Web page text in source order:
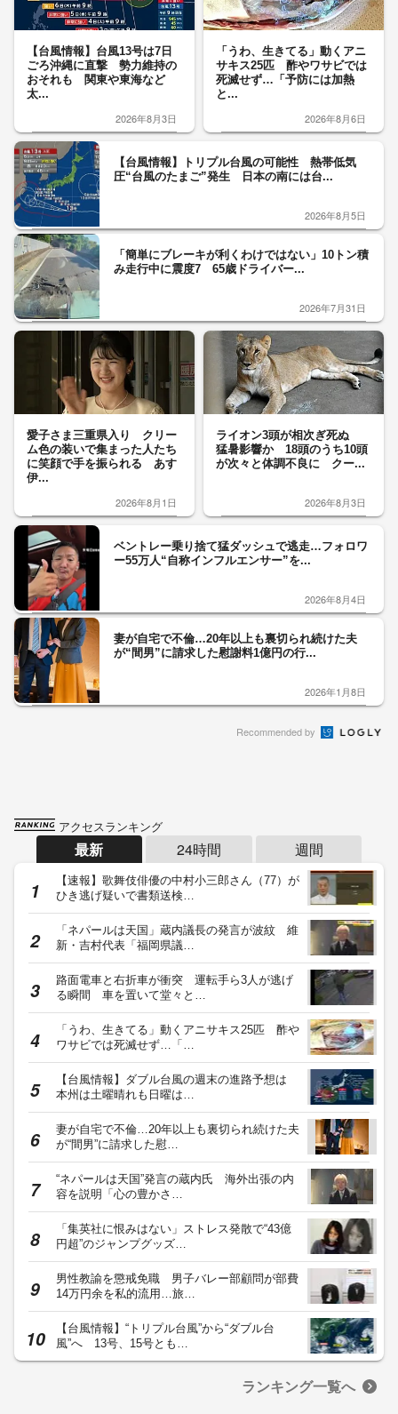
【台風情報】台風13号は7日
ごろ沖縄に直撃 勢力維持の
おそれも 関東や東海など
太...
2026年8月3日
「うわ、生きてる」動くアニ
サキス25匹 酢やワサビでは
死滅せず…「予防には加熱
と...
2026年8月6日
【台風情報】トリプル台風の可能性 熱帯低気
圧“台風のたまご”発生 日本の南には台...
2026年8月5日
「簡単にブレーキが利くわけではない」10トン積
み走行中に震度7 65歳ドライバー...
2026年7月31日
愛子さま三重県入り クリー
ム色の装いで集まった人たち
に笑顔で手を振られる あす
伊...
2026年8月1日
ライオン3頭が相次ぎ死ぬ
猛暑影響か 18頭のうち10頭
が次々と体調不良に クー...
2026年8月3日
ベントレー乗り捨て猛ダッシュで逃走…フォロワ
ー55万人“自称インフルエンサー”を...
2026年8月4日
妻が自宅で不倫…20年以上も裏切られ続けた夫
が“間男”に請求した慰謝料1億円の行...
2026年1月8日
Recommended by
アクセスランキング
最新 24時間 週間
【速報】歌舞伎俳優の中村小三郎さん（77）が
ひき逃げ疑いで書類送検…
「ネパールは天国」蔵内議長の発言が波紋 維
新・吉村代表「福岡県議…
路面電車と右折車が衝突 運転手ら3人が逃げ
る瞬間 車を置いて堂々と…
「うわ、生きてる」動くアニサキス25匹 酢や
ワサビでは死滅せず…「…
【台風情報】ダブル台風の週末の進路予想は
本州は土曜晴れも日曜は…
妻が自宅で不倫…20年以上も裏切られ続けた夫
が“間男”に請求した慰…
“ネパールは天国”発言の蔵内氏 海外出張の内
容を説明「心の豊かさ…
「集英社に恨みはない」ストレス発散で“43億
円超”のジャンプグッズ…
男性教諭を懲戒免職 男子バレー部顧問が部費
14万円余を私的流用…旅…
【台風情報】“トリプル台風”から“ダブル台
風”へ 13号、15号とも…
ランキング一覧へ